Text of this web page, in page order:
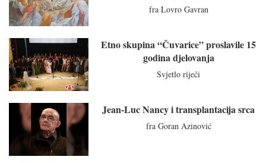
fra Lovro Gavran
Etno skupina “Čuvarice” proslavile 15
godina djelovanja
Svjetlo riječi
Jean-Luc Nancy i transplantacija srca
fra Goran Azinović